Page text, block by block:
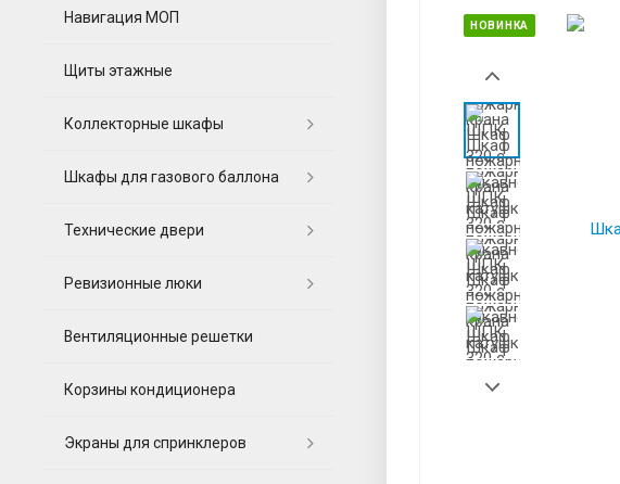
НОВИНКА
Навигация МОП
Щиты этажные
Коллекторные шкафы
Шкафы для газового баллона
Технические двери
Ревизионные люки
Вентиляционные решетки
Корзины кондиционера
Экраны для спринклеров